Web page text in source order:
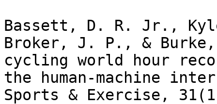
Bassett, D. R. Jr.,
Broker, J. P., & Burke,
cycling world hour
the human-machine
Sports & Exercise,